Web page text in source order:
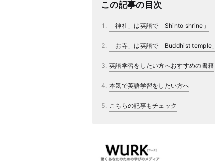
この記事の目次
「神社」は英語で「Shinto shrine」
「お寺」は英語で「Buddhist temple」
英語学習をしたい方へおすすめの書籍
本気で英語学習をしたい方へ
こちらの記事もチェック